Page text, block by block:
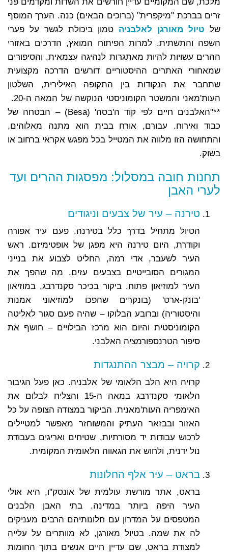
זרים בברכת "מיקפרית" (ברוכים הבאים) כנה. הערך המוסף
של טיול מאורגן לאלבניה טמון ביכולת לגשר על פערי
השפה והתשתית. למרות הפיתוח המואץ, הדרכים באזורי
ההרים עשויות להיות מאתגרות לנהיגה עצמאית, והסיפורים
שמאחורי האתרים ההיסטוריים דורשים הדרכה מקצועית
שתחבר את הנקודות בין התקופה האילירית, השלטון
העות'מאני והמשטר הקומוניסטי הנוקשה של המאה ה-20.
**"האלבנים חיים לפי קוד ה'בסה' (Besa) – הבטחה של
כבוד ואירוח. עבורם, אורח בבית הוא מתנה מאלוהים,
והתחושה הזו מלווה את המטייל בכל מפגש אקראי ברחוב או
בשוק.
תחנות חובה במסלול: מפסגות ההרים ועד
לערי האבן
טירנה – עיר של צבעים וניגודים
הטיול מתחיל בדרך כלל בטירנה. פעם עיר אפורה
וקודרת, היום טירנה היא מפגן של אופטימיזם. ראש
העיר לשעבר, אדי רמה, החליט לצבוע את בנייני
המגורים הסובייטיים בצבעים עזים, מה שהפך את
העיר למוזיאון פתוח. ביקור בכיכר סקנדרבג, במוזיאון
'בונק-ארט' (בונקרים שהפכו למוזיאוני אמנות
והיסטוריה) וברובע הבלוקו – שהיה פעם סגור לאליטה
הקומוניסטית והיום הוא מרכז הבילויים – חושף את
סיפור הטרנספורמציה האלבני.
קרויה – מבצר ההתנגדות
קרויה היא הלב הלאומי של אלבניה. כאן פעל הגיבור
הלאומי סקנדרבג במאה ה-15 והצליח לבלום את
האימפריה העות'מאנית. הביקור במצודה הצופה על כל
האזור ובבזאר העתיק והמשוחזר מאפשר למטיילים
לרכוש עבודות יד מסורתיות, שטיחים ואריגים בעבודת
נול ידנית, ולחוש את הגאווה הלאומית המקומית.
בראט – עיר אלף החלונות
בראט, אתר מורשת עולמית של אונסק"ו, היא אולי
העיר היפה ביותר במדינה. בתי האבן הלבנים
המטפסים על המדרון עם חלונותיהם הרבים מעניקים
לה את שמה. בטיול מאורגן, לא מוותרים על עלייה
למצודת בראט, שם עדיין חיים אנשים בתוך החומות